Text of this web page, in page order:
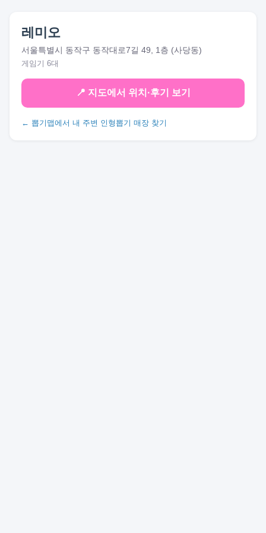
레미오
서울특별시 동작구 동작대로7길 49, 1층 (사당동)
게임기 6대
📍 지도에서 위치·후기 보기
← 뽑기맵에서 내 주변 인형뽑기 매장 찾기